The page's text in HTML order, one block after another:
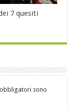
7 quesiti
sono